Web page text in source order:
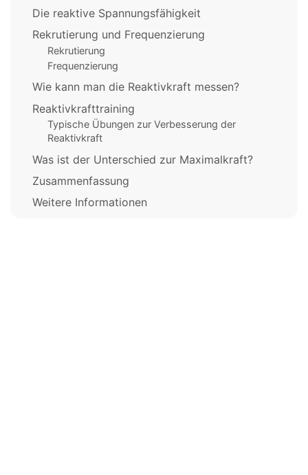
Die reaktive Spannungsfähigkeit
Rekrutierung und Frequenzierung
Rekrutierung
Frequenzierung
Wie kann man die Reaktivkraft messen?
Reaktivkrafttraining
Typische Übungen zur Verbesserung der
Reaktivkraft
Was ist der Unterschied zur Maximalkraft?
Zusammenfassung
Weitere Informationen